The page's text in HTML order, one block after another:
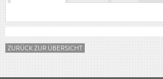
ZURÜCK ZUR ÜBERSICHT